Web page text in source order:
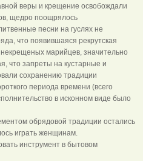
веры и крещение освобождали
щедро поощрялось
песни на гуслях не
что появившаяся рекрутская
марийцев, значительно
что запреты на кустарные и
сохранению традиции
периода времени (всего
в исконном виде было
обрядовой традиции остались
играть женщинам.
инструмент в бытовом